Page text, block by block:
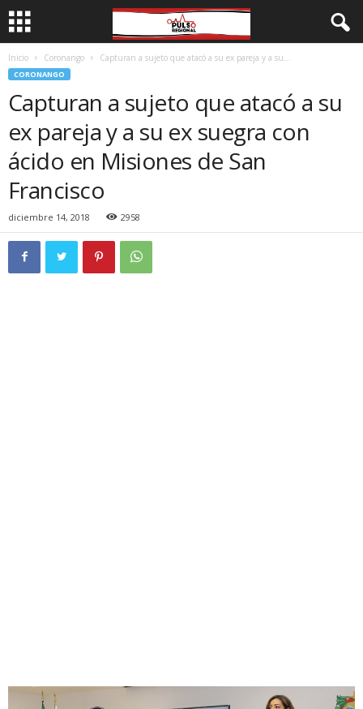
Inicio Coronango Capturan a sujeto que atacó a su ex pareja y a su...
CORONANGO
Capturan a sujeto que atacó a su
ex pareja y a su ex suegra con
ácido en Misiones de San
Francisco
diciembre 14, 2018 2958